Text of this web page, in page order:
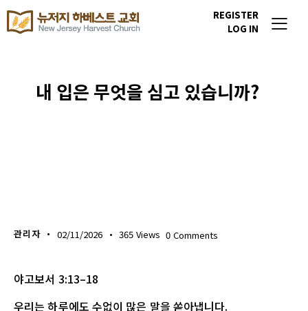
REGISTER
LOG IN
내 입은 무엇을 심고 있습니까?
관리자 02/11/2026 365 Views 0 Comments
야고보서 3:13–18
우리는 하루에도 수없이 많은 말을 쏟아냅니다.